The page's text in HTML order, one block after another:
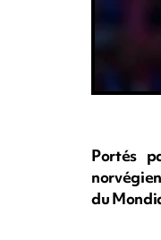
Portés
du